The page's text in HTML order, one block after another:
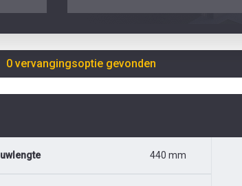
0 vervangingsoptie gevonden
440 mm